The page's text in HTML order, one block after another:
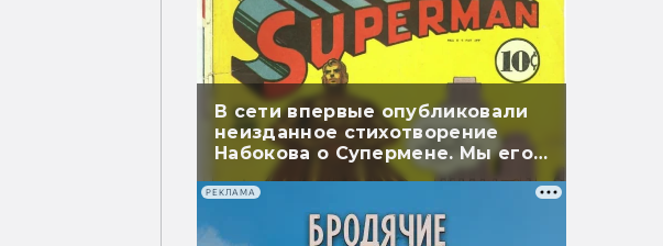
В сети впервые опубликовали
неизданное стихотворение
Набокова о Супермене. Мы его
перевели
РЕКЛАМА